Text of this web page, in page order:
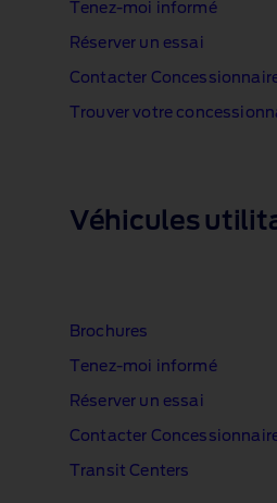
Tenez‑moi informé
Réserver un essai
Contacter
Trouver votre
Véhicules
Brochures
Tenez‑moi informé
Réserver un essai
Contacter
Transit Centers